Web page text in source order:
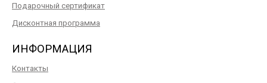
Подарочный сертификат
Дисконтная программа
ИНФОРМАЦИЯ
Контакты